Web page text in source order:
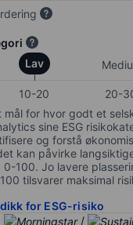
Lav
10-20 20-
mål for hvor godt et
sine ESG
og forstå
kan påvirke
0-100. Jo lavere
tilsvarer maksimal
for ESG-risiko
/